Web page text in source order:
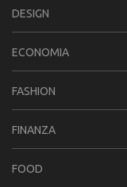
DESIGN
ECONOMIA
FASHION
FINANZA
FOOD